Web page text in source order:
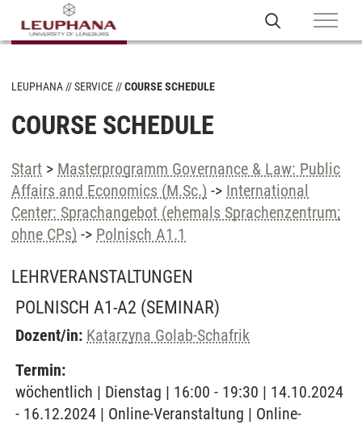
LEUPHANA SERVICE COURSE SCHEDULE
COURSE SCHEDULE
Start > Masterprogramm Governance & Law: Public
Affairs and Economics (M.Sc.) -> International
Center: Sprachangebot (ehemals Sprachenzentrum;
ohne CPs) -> Polnisch A1.1
LEHRVERANSTALTUNGEN
POLNISCH A1-A2 (SEMINAR)
Dozent/in: Katarzyna Golab-Schafrik
Termin:
wöchentlich | Dienstag | 16:00 - 19:30 | 14.10.2024
- 16.12.2024 | Online-Veranstaltung | Online-